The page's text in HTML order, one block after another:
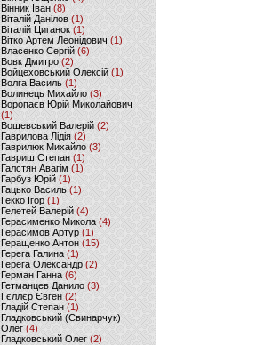
Вінник Іван (8)
Віталій Данілов (1)
Віталій Циганок (1)
Вітко Артем Леонідович(1)
Власенко Сергій (6)
Вовк Дмитро(2)
Войцеховський Олексій(1)
Волга Василь (1)
Волинець Михайло (3)
Воропаєв Юрій Миколайович
(1)
Вощевський Валерій(2)
Гаврилова Лідія (2)
Гаврилюк Михайло (3)
Гавриш Степан (1)
Галстян Авагім (1)
Гарбуз Юрій (1)
Гацько Василь (1)
Гекко Ігор(1)
Гелетей Валерій (4)
Герасименко Микола (4)
Герасимов Артур (1)
Геращенко Антон(15)
Герега Галина (1)
Герега Олександр (2)
Герман Ганна (6)
Гетманцев Данило (3)
Гєллєр Євген (2)
Гладій Степан(1)
Гладковський (Свинарчук)
Олег (4)
Гладковський Олег (2)